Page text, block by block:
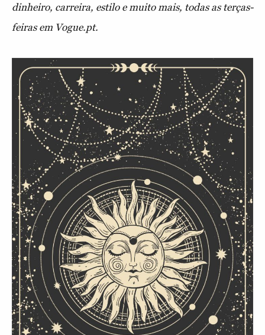
dinheiro, carreira, estilo e muito mais, todas as terças-
feiras em Vogue.pt.